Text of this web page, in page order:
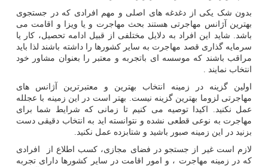
بدون شک یکی از دغدغه های اصلی و مهم افرادی که در جستجوی
بهترین آژانس مهاجرتی هستند بحث مهاجرت و یا ویزا و اقامت می
باشد. شاید این افراد به دلایل مختلفی از قبیل ادامه تحصیل، کار یا
سرمایه گذاری قصد مهاجرت به سایر کشورها را داشته باشند لذا باید
مراقب باشند که موسسه ای باتجربه و معتبر را بعنوان مشاور خود
انتخاب نمایند .
اولین گزینه در زمینه انتخاب بهترین و معتبرترین آژانس های
مهاجرتی لزوما بهترین گزینه نیست. بهتر است در این زمینه با عجلله
عمل نکنید. اکیدا توصیه می کنیم تا زمانی که شرایط شما برای
مهاجرت به نوعی قطعی نشده و نتوانسته اید به انتخاب دقیقی دست
بزنید در این زمینه صبور باشید و شتابزده عمل نکنید.
لازم است غیر از جستجو در فضای مجازی، کسب اطلاع از افرادی
که در زمینه مهاجرت ، و امور اقامت در سایر کشورها دارای تجربه